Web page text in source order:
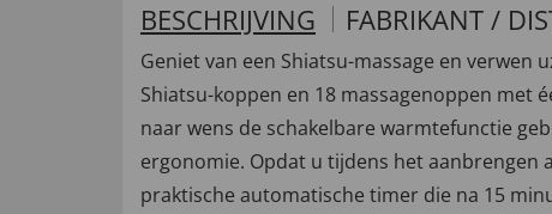
BESCHRIJVING FABRIKANT /
Geniet van een Shiatsu-massage en
Shiatsu-koppen en 18 massagenoppen met
naar wens de schakelbare warmtefunctie
ergonomie. Opdat u tijdens het
praktische automatische timer die na 15